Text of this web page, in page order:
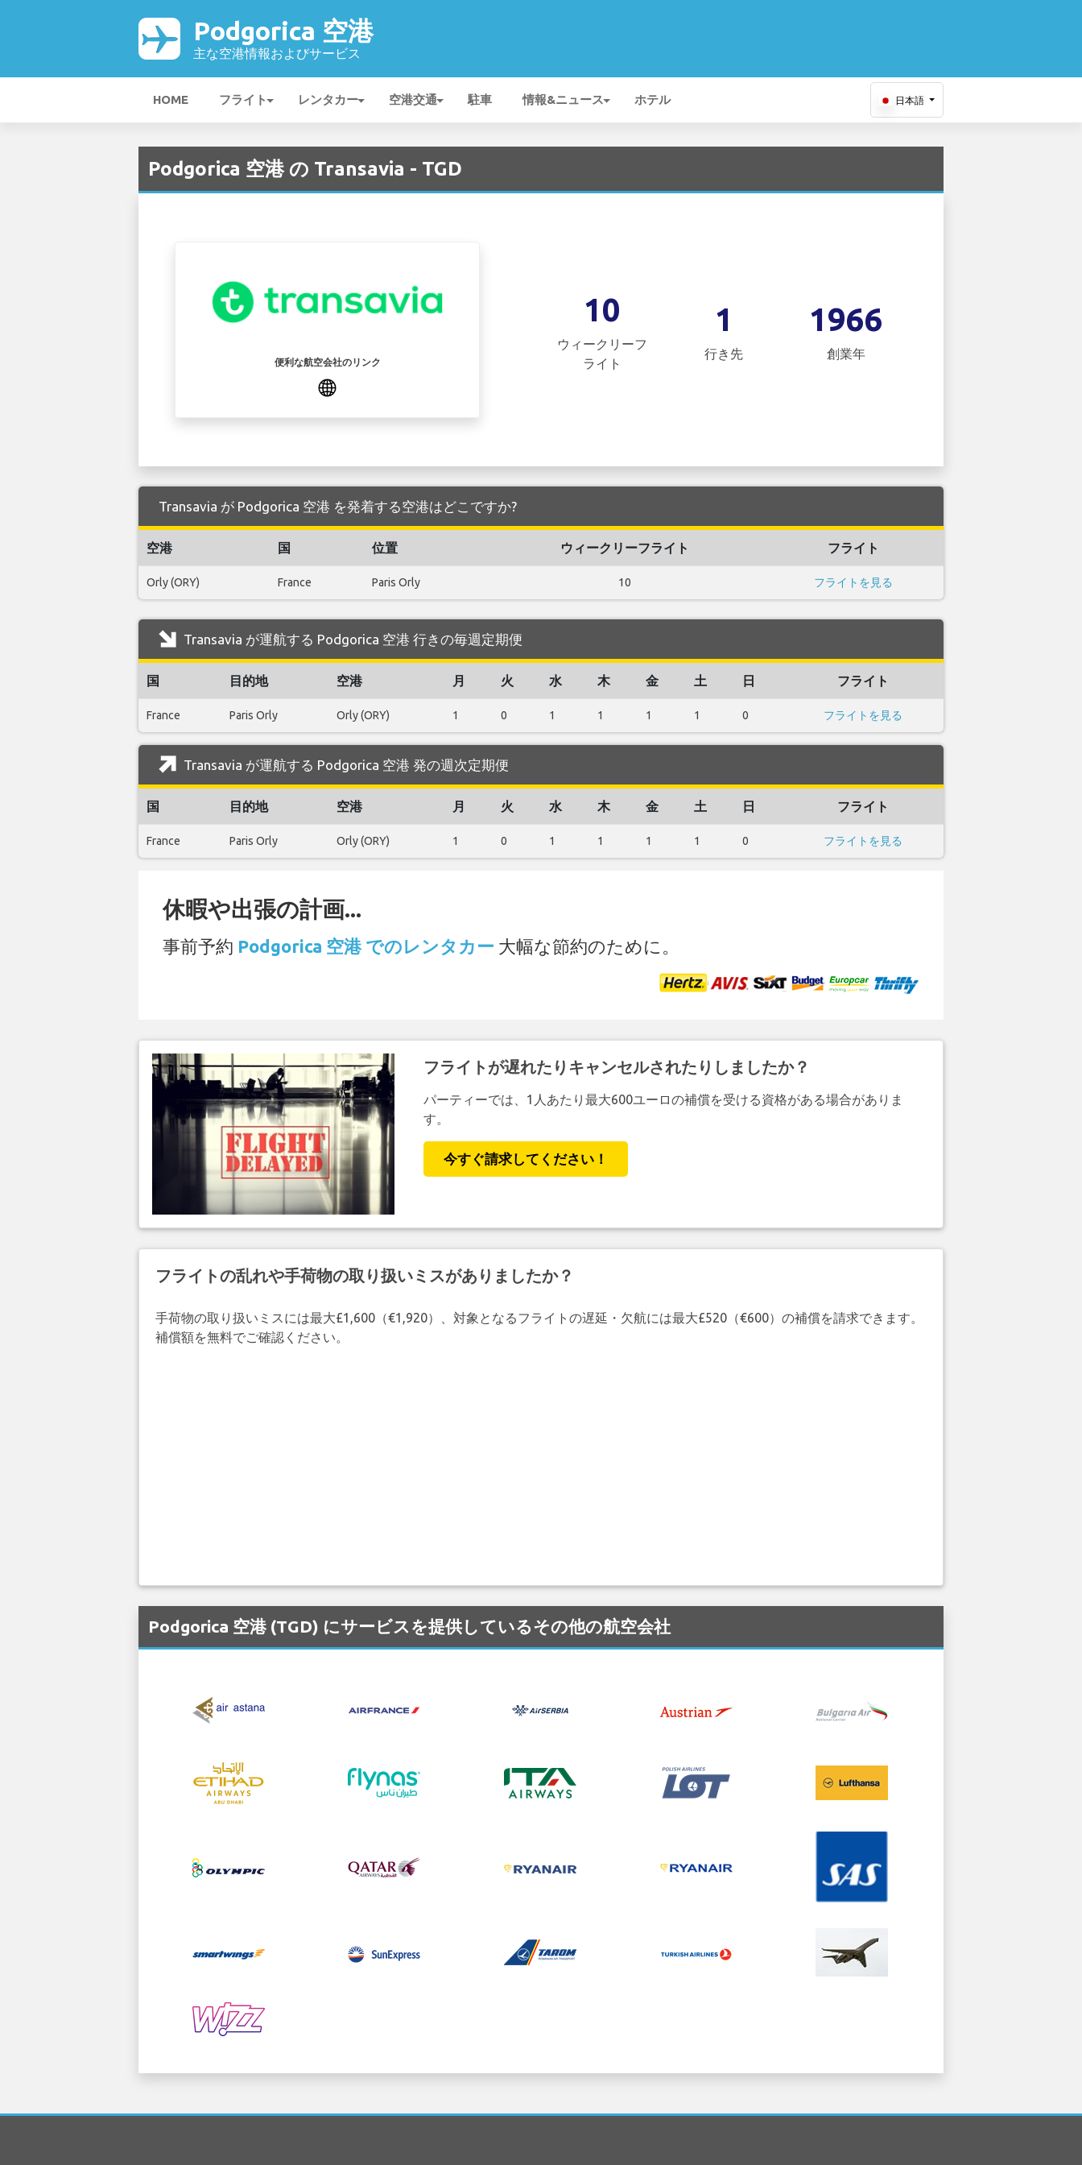
Podgorica 空港
主な空港情報およびサービス
HOME フライト レンタカー 空港交通 駐車 情報&ニュース ホテル 日本語
Podgorica 空港 の Transavia - TGD
便利な航空会社のリンク
10
ウィークリーフ
ライト
1
行き先
1966
創業年
Transavia が Podgorica 空港 を発着する空港はどこですか?
空港 国 位置 ウィークリーフライト フライト
Orly (ORY) France Paris Orly 10 フライトを見る
Transavia が運航する Podgorica 空港 行きの毎週定期便
国 目的地 空港 月 火 水 木 金 土 日 フライト
France Paris Orly Orly (ORY) 1 0 1 1 1 1 0 フライトを見る
Transavia が運航する Podgorica 空港 発の週次定期便
国 目的地 空港 月 火 水 木 金 土 日 フライト
France Paris Orly Orly (ORY) 1 0 1 1 1 1 0 フライトを見る
休暇や出張の計画...
事前予約 Podgorica 空港 でのレンタカー 大幅な節約のために。
フライトが遅れたりキャンセルされたりしましたか？
パーティーでは、1人あたり最大600ユーロの補償を受ける資格がある場合がありま
す。
今すぐ請求してください！
フライトの乱れや手荷物の取り扱いミスがありましたか？
手荷物の取り扱いミスには最大£1,600（€1,920）、対象となるフライトの遅延・欠航には最大£520（€600）の補償を請求できます。
補償額を無料でご確認ください。
Podgorica 空港 (TGD) にサービスを提供しているその他の航空会社